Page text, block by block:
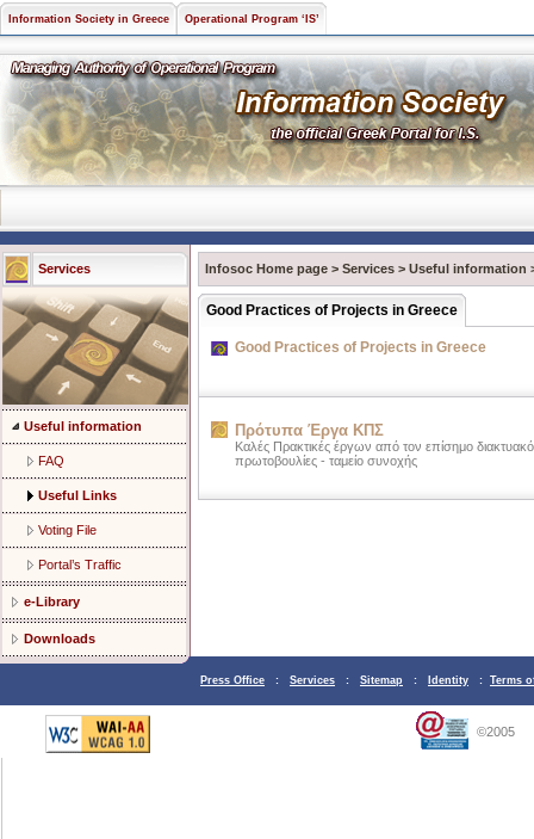
Information Society in Greece Operational Program ‘IS’
Services
Useful information
FAQ
Useful Links
Voting File
Portal’s Traffic
e-Library
Downloads
Infosoc Home page > Services > Useful information
Good Practices of Projects in Greece
Good Practices of Projects in Greece
Πρότυπα Έργα ΚΠΣ
Καλές Πρακτικές έργων από τον επίσημο
πρωτοβουλίες - ταμείο συνοχής
Press Office : Services : Sitemap : Identity : Terms
©2005